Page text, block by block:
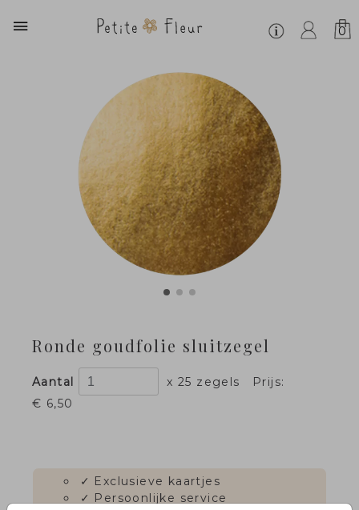
0
Ronde goudfolie sluitzegel
Aantal x 25 zegels
Prijs:
€ 6,50
✓ Exclusieve kaartjes
✓ Persoonlijke service